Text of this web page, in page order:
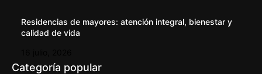
Residencias de mayores: atención integral, bienestar y
calidad de vida
Categoría popular